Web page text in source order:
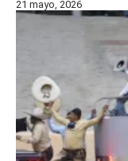
21 mayo, 2026